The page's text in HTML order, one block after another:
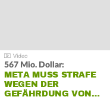
567 Mio. Dollar:
META MUSS STRAFE
WEGEN DER
GEFÄHRDUNG VON…